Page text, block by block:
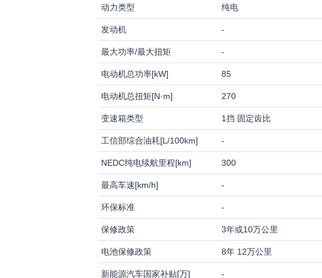
动力类型 纯电
发动机 -
最大功率/最大扭矩 -
电动机总功率[kW] 85
电动机总扭矩[N·m] 270
变速箱类型 1挡 固定齿比
工信部综合油耗[L/100km] -
NEDC纯电续航里程[km] 300
最高车速[km/h] -
环保标准 -
保修政策 3年或10万公里
电池保修政策 8年 12万公里
新能源汽车国家补贴[万] -